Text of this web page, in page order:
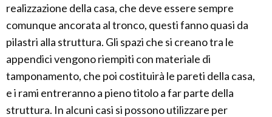
realizzazione della casa, che deve essere sempre
comunque ancorata al tronco, questi fanno quasi da
pilastri alla struttura. Gli spazi che si creano tra le
appendici vengono riempiti con materiale di
tamponamento, che poi costituirà le pareti della casa,
e i rami entreranno a pieno titolo a far parte della
struttura. In alcuni casi si possono utilizzare per